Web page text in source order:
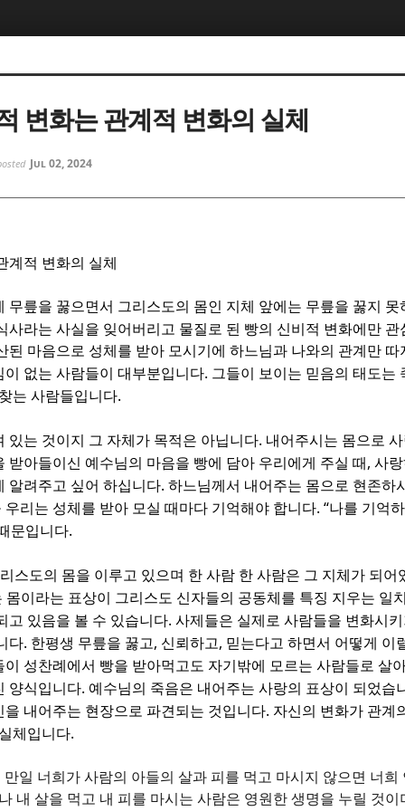
변화는 관계적 변화의 실체
Jul 02, 2024
계적 변화의 실체
무릎을 꿇으면서 그리스도의 몸인 지체 앞에는 무릎을 꿇지
사라는 사실을 잊어버리고 물질로 된 빵의 신비적 변화에만 관
된 마음으로 성체를 받아 모시기에 하느님과 나와의 관계만 따
없는 사람들이 대부분입니다. 그들이 보이는 믿음의 태도는
는 사람들입니다.
있는 것이지 그 자체가 목적은 아닙니다. 내어주시는 몸으로
받아들이신 예수님의 마음을 빵에 담아 우리에게 주실 때 , 사
알려주고 싶어 하십니다. 하느님께서 내어주는 몸으로 현존하
리는 성체를 받아 모실 때마다 기억해야 합니다. “나를 기억
문입니다.
스도의 몸을 이루고 있으며 한 사람 한 사람은 그 지체가 되어
몸이라는 표상이 그리스도 신자들의 공동체를 특징 지우는 일
고 있음을 볼 수 있습니다. 사제들은 실제로 사람들을 변화시
다. 한평생 무릎을 꿇고, 신뢰하고, 믿는다고 하면서 어떻게 이
성찬례에서 빵을 받아먹고도 자기밖에 모르는 사람들로 살
양식입니다. 예수님의 죽음은 내어주는 사랑의 표상이 되었습
내어주는 현장으로 파견되는 것입니다. 자신의 변화가 관계
체입니다.
만일 너희가 사람의 아들의 살과 피를 먹고 마시지 않으면 너희
내 살을 먹고 내 피를 마시는 사람은 영원한 생명을 누릴 것이
케치북5
케치북5